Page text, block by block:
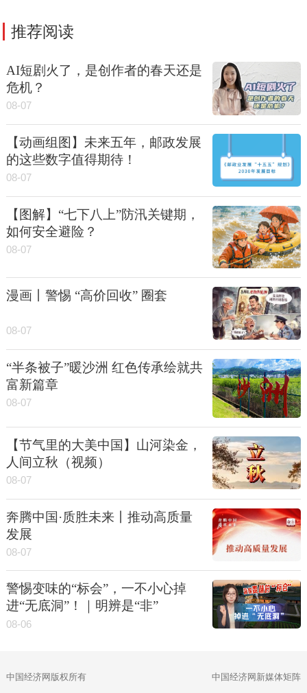
推荐阅读
AI短剧火了，是创作者的春天还是
危机？
08-07
【动画组图】未来五年，邮政发展
的这些数字值得期待！
08-07
【图解】“七下八上”防汛关键期，
如何安全避险？
08-07
漫画丨警惕 “高价回收” 圈套
08-07
“半条被子”暖沙洲 红色传承绘就共
富新篇章
08-07
【节气里的大美中国】山河染金，
人间立秋（视频）
08-07
奔腾中国·质胜未来丨推动高质量
发展
08-07
警惕变味的“标会”，一不小心掉
进“无底洞”！｜明辨是“非”
08-06
中国经济网版权所有 中国经济网新媒体矩阵